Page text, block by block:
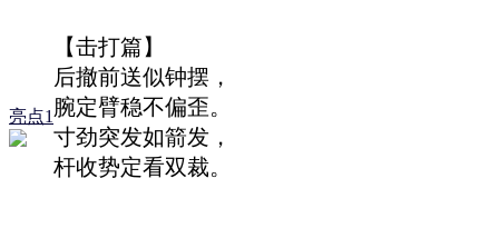
亮点1
【击打篇】
后撤前送似钟摆，
腕定臂稳不偏歪。
寸劲突发如箭发，
杆收势定看双裁。